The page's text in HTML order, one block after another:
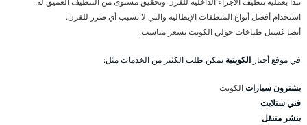
استخدام أفضل أنواع المنظفات الإيطالية والتي لا تسبب أي ضرر للفرن.
أيضا غسيل طباخات حولي الكويت بسعر مناسب.
في موقع أخبار الكويتية يمكن طلب الكثير من الخدمات مثل:
يشترون سياراتالكويت
فني ستلايت
بنشر متنقل